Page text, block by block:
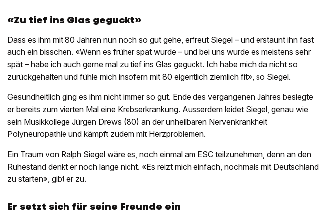
«Zu tief ins Glas geguckt»
Dass es ihm mit 80 Jahren nun noch so gut gehe, erfreut Siegel – und erstaunt ihn fast
auch ein bisschen. «Wenn es früher spät wurde – und bei uns wurde es meistens sehr
spät – habe ich auch gerne mal zu tief ins Glas geguckt. Ich habe mich da nicht so
zurückgehalten und fühle mich insofern mit 80 eigentlich ziemlich fit», so Siegel.
Gesundheitlich ging es ihm nicht immer so gut. Ende des vergangenen Jahres besiegte
er bereits zum vierten Mal eine Krebserkrankung. Ausserdem leidet Siegel, genau wie
sein Musikkollege Jürgen Drews (80) an der unheilbaren Nervenkrankheit
Polyneuropathie und kämpft zudem mit Herzproblemen.
Ein Traum von Ralph Siegel wäre es, noch einmal am ESC teilzunehmen, denn an den
Ruhestand denkt er noch lange nicht. «Es reizt mich einfach, nochmals mit Deutschland
zu starten», gibt er zu.
Er setzt sich für seine Freunde ein